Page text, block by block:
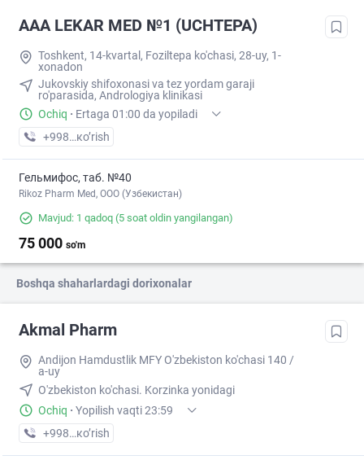
AAA LEKAR MED №1 (UCHTEPA)
Toshkent, 14-kvartal, Foziltepa ko'chasi, 28-uy, 1-
xonadon
Jukovskiy shifoxonasi va tez yordam garaji
ro'parasida, Andrologiya klinikasi
Ochiq · Ertaga 01:00 da yopiladi
+998 (97) XXX-XX-XX
кo’rish
Гельмифос, таб. №40
Rikoz Pharm Med, OOO (Узбекистан)
Mavjud: 1 qadoq (5 soat oldin yangilangan)
75 000 so'm
Boshqa shaharlardagi dorixonalar
Akmal Pharm
Andijon Hamdustlik MFY O'zbekiston ko'chasi 140 /
a-uy
O'zbekiston ko'chasi. Korzinka yonidagi
Ochiq · Yopilish vaqti 23:59
+998 (90) XXX-XX-XX
кo’rish